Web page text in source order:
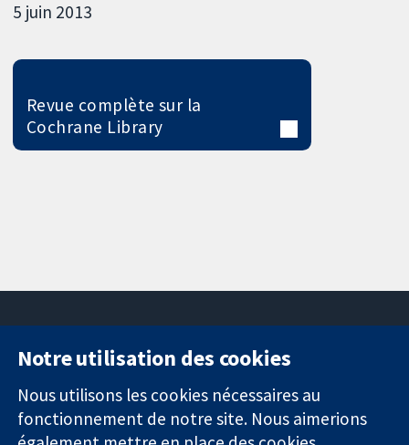
5 juin 2013
Revue complète sur la
Cochrane Library
Des données
probantes.
11-13 Cavendish
Square
Londres
W1G0AN
nous
Actualités
Service de
Notre utilisation des cookies
Nous utilisons les cookies nécessaires au
fonctionnement de notre site. Nous aimerions